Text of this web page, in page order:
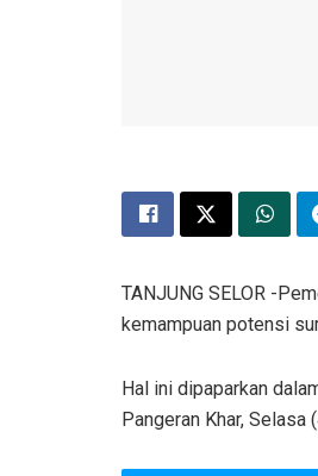
TANJUNG SELOR -
kemampuan potensi
Hal ini dipaparkan
Pangeran Khar,